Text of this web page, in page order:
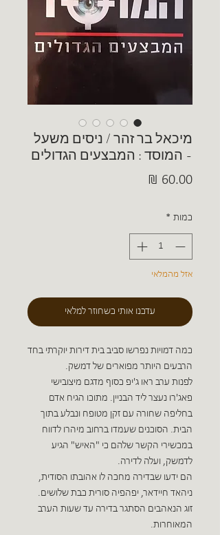
מיכאל בר זהר / ניסים משעל
- המוסד : המבצעים הגדולים
כמות *
אזל מהמלאי
עדכנו אותי כשחוזר למלאי
כמה דמויות נפרשו סביב בית דירות יוקרתי בחד
הרבעים היותר מפוארים של דמשק.
לפנות ערב ראו ג'יפ כסוף מדגם מיצובישי
פאג'רו נעצר ליד הבניין. מתוכו הגיח אדם
בחליפה שחורה עם זקן מטופח ונבלע בתוך
הבית. הסוכנים שעמדו ברחוב מיהרו לדווח
במכשירי הקשר שלהם כי "האיש" הגיע
לדמשק, ועלה לדירה.
הם ידעו שבדירה מחכה לו אהובתו הסודית,
ניהאד חיידאר, יפהפיה סורית כבת שלושים.
זוג הנאהבים הסתגר בדירה עד שעות הערב
המאוחרות.